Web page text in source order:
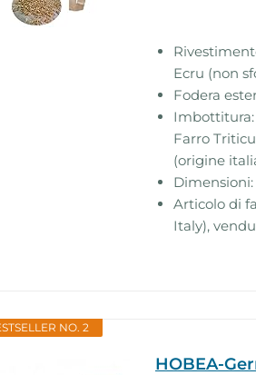
Ecru (non
Fodera
Farro
(origine
Dimensioni:
Articolo di
Italy),
NO. 2
HOBEA-